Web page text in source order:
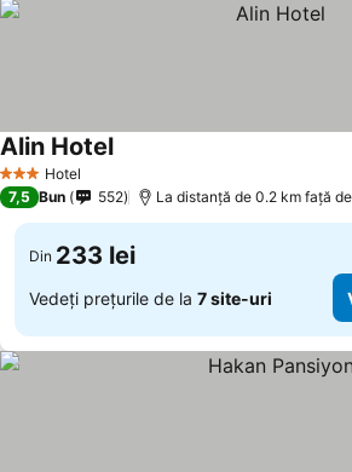
3 SteleHotel
Alin HotelVedeți prețurile
7,5 Bun 552 La distanță de 0.2 km față
Din 233 lei
Vedeți prețurile de la 7 site-uri